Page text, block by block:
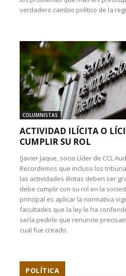
verdadero cambio político de la
COLUMNISTAS
ACTIVIDAD ILÍCITA O
CUMPLIR SU ROL
(Javier Jaque, socio Líder de CCL
Recordemos que incluso los
las actividades ilícitas deben ser
debe cumplir con su rol en la
principal es aplicar la normativa
facultades que la ley le ha
sería pedirle que renuncie
cual fue creado.
POLÍTICA